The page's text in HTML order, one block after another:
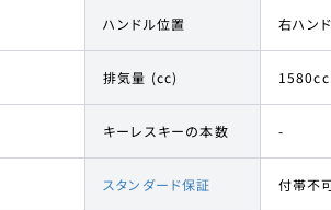
ハンドル位置 右ハン
排気量 (cc) 1580cc
キーレスキーの本数 -
スタンダード保証 付帯不